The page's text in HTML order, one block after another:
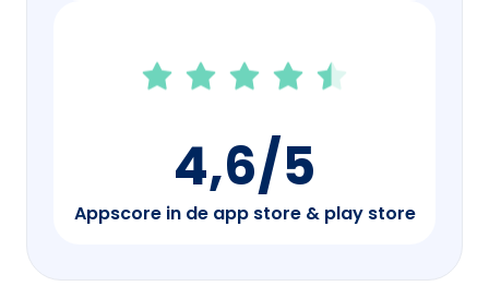
4,6/5
Appscore in de app store & play store